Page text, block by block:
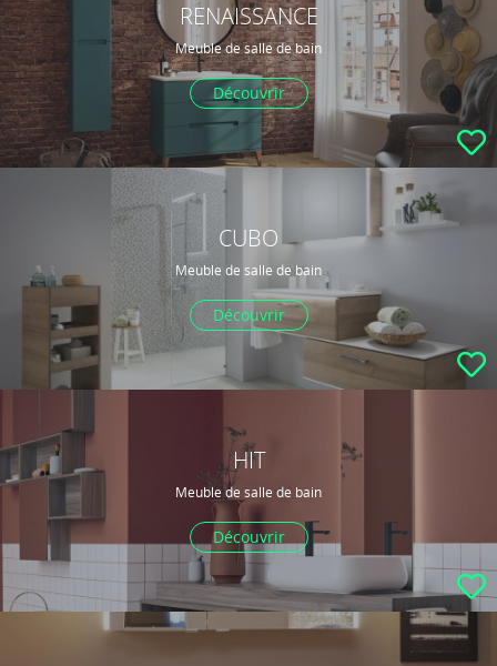
RENAISSANCE
Meuble de salle de bain
Découvrir
CUBO
Meuble de salle de bain
Découvrir
HIT
Meuble de salle de bain
Découvrir